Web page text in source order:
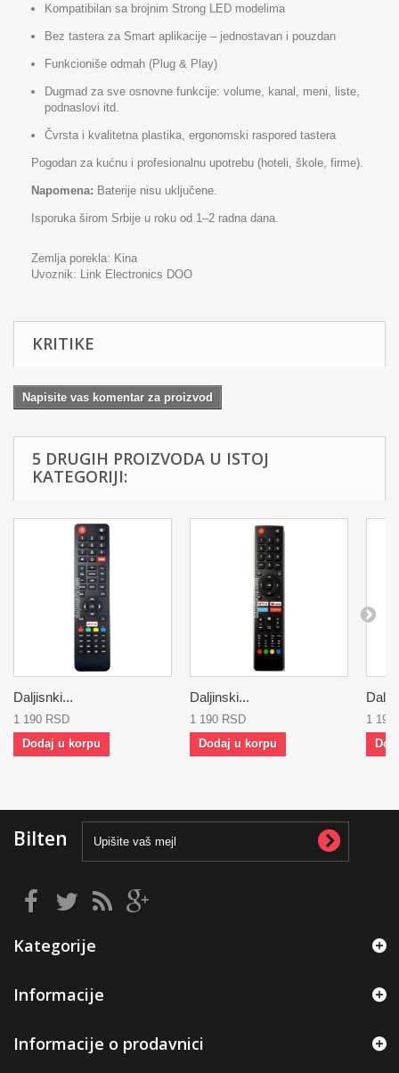
Kompatibilan sa brojnim Strong LED modelima
Bez tastera za Smart aplikacije – jednostavan i pouzdan
Funkcioniše odmah (Plug & Play)
Dugmad za sve osnovne funkcije: volume, kanal, meni, liste,
podnaslovi itd.
Čvrsta i kvalitetna plastika, ergonomski raspored tastera
Pogodan za kućnu i profesionalnu upotrebu (hoteli, škole, firme).
Napomena: Baterije nisu uključene.
Isporuka širom Srbije u roku od 1–2 radna dana.
Zemlja porekla: Kina
Uvoznik: Link Electronics DOO
KRITIKE
Napisite vas komentar za proizvod
5 DRUGIH PROIZVODA U ISTOJ
KATEGORIJI:
Daljisnki...
1 190 RSD
Dodaj u korpu
Daljinski...
1 190 RSD
Dodaj u korpu
1 190
Bilten
Kategorije
Informacije
Informacije o prodavnici